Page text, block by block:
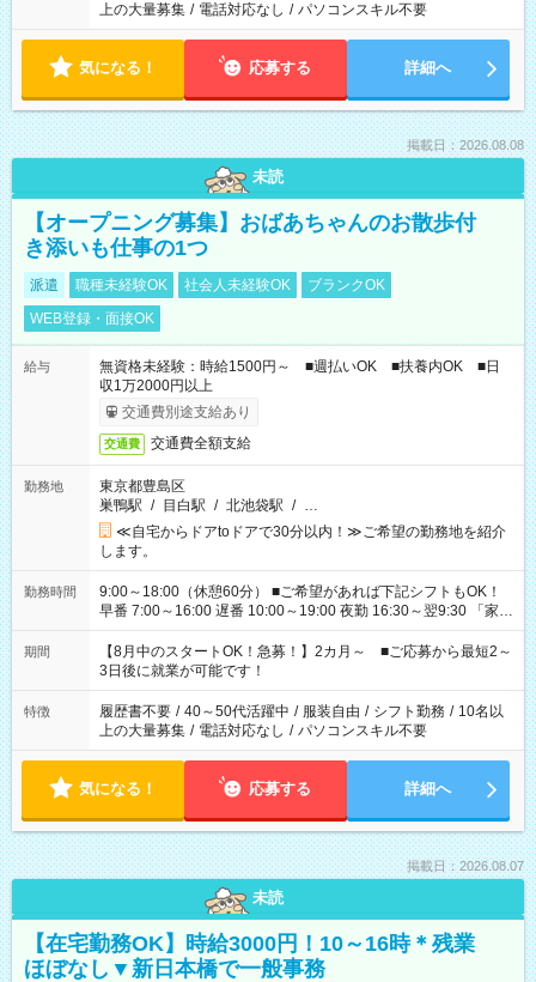
上の大量募集 / 電話対応なし / パソコンスキル不要
気になる！ 応募する 詳細へ
掲載日：2026.08.08
未読
【オープニング募集】おばあちゃんのお散歩付
き添いも仕事の1つ
派遣 職種未経験OK 社会人未経験OK
ブランクOK
WEB登録・面接OK
給与
無資格未経験：時給1500円～ ■週払いOK ■扶養内OK ■日
収1万2000円以上
交通費別途支給あり
交通費 交通費全額支給
勤務地
東京都豊島区
巣鴨駅 / 目白駅 / 北池袋駅 / …
≪自宅からドアtoドアで30分以内！≫ご希望の勤務地を紹介
します。
勤務時間
9:00～18:00（休憩60分） ■ご希望があれば下記シフトもOK！
早番 7:00～16:00 遅番 10:00～19:00 夜勤 16:30～翌9:30 「家族
と休みを合わせたい」 「余裕を持って夕飯の準備がしたい」
「できれば残業はしたくない」 など、ご希望を教えてください
ね。 ※Wワーク希望の方へ 今ご覧のお仕事で希望する勤務時間
と、もう1つのお仕事の勤務時間。 合計で週40時間を超える場
合は応募できません。
期間
【8月中のスタートOK！急募！】2カ月～ ■ご応募から最短2～
3日後に就業が可能です！
特徴 履歴書不要 / 40～50代活躍中 / 服装自由 / シフト勤務 / 10名以
上の大量募集 / 電話対応なし / パソコンスキル不要
気になる！ 応募する 詳細へ
掲載日：2026.08.07
未読
【在宅勤務OK】時給3000円！10～16時＊残業
ほぼなし▼新日本橋で一般事務